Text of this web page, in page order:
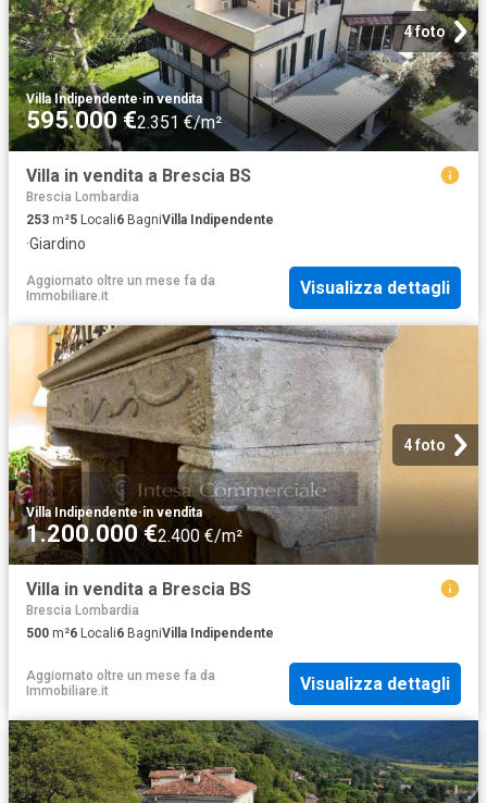
4 foto
Villa Indipendente·in vendita
595.000 €2.351 €/m²
Villa in vendita a Brescia BS
Brescia Lombardia
253 m²5 Locali6 BagniVilla Indipendente
·Giardino
Aggiornato oltre un mese fa da
Immobiliare.it
Visualizza dettagli
4 foto
Villa Indipendente·in vendita
1.200.000 €2.400 €/m²
Villa in vendita a Brescia BS
Brescia Lombardia
500 m²6 Locali6 BagniVilla Indipendente
Aggiornato oltre un mese fa da
Immobiliare.it
Visualizza dettagli